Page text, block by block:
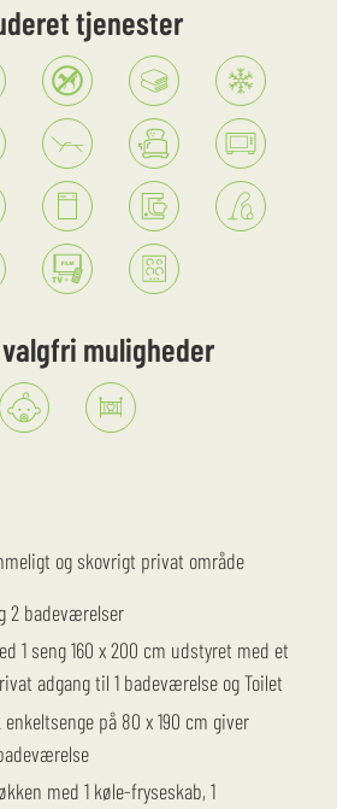
tjenester
valgfri muligheder
og skovrigt privat område
2 badeværelser
1 seng 160 x 200 cm udstyret med et
adgang til 1 badeværelse og Toilet
på 80 x 190 cm giver
med 1 køle-fryseskab, 1